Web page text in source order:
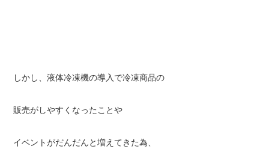
しかし、液体冷凍機の導入で冷凍商品の
販売がしやすくなったことや
イベントがだんだんと増えてきた為、